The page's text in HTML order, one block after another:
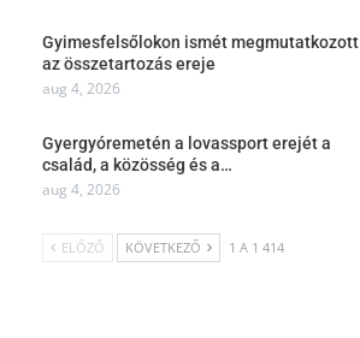
Gyimesfelsőlokon ismét megmutatkozott
az összetartozás ereje
aug 4, 2026
Gyergyóremetén a lovassport erejét a
család, a közösség és a…
aug 4, 2026
ELŐZŐ KÖVETKEZŐ 1 A 1 414